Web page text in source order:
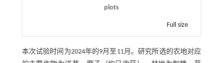
plots
Full size
本次试验时间为2024年的9月至11月。研究所选的农地对应